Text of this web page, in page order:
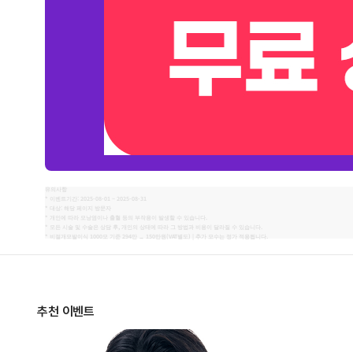
This
should
be
유의사항
* 이벤트기간: 2025-08-01 ~ 2025-08-31
* 대상: 해당 페이지 방문자
* 개인에 따라 모낭염이나 출혈 등의 부작용이 발생할 수 있습니다.
* 모든 시술 및 수술은 상담 후, 개인의 상태에 따라 그 방법과 비용이 달라질 수 있습니다.
* 비절개모발이식 1000모 기준 294만 → 150만원(VAT별도) | 추가 모수는 정가 적용됩니다.
추천 이벤트